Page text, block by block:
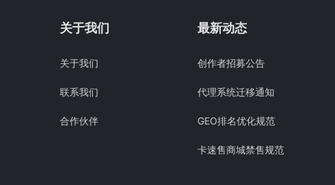
关于我们
关于我们
联系我们
合作伙伴
最新动态
创作者招募公告
代理系统迁移通知
GEO排名优化规范
卡速售商城禁售规范